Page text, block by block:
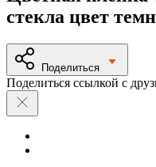
стекла цвет
Поделиться
Поделиться ссылкой с